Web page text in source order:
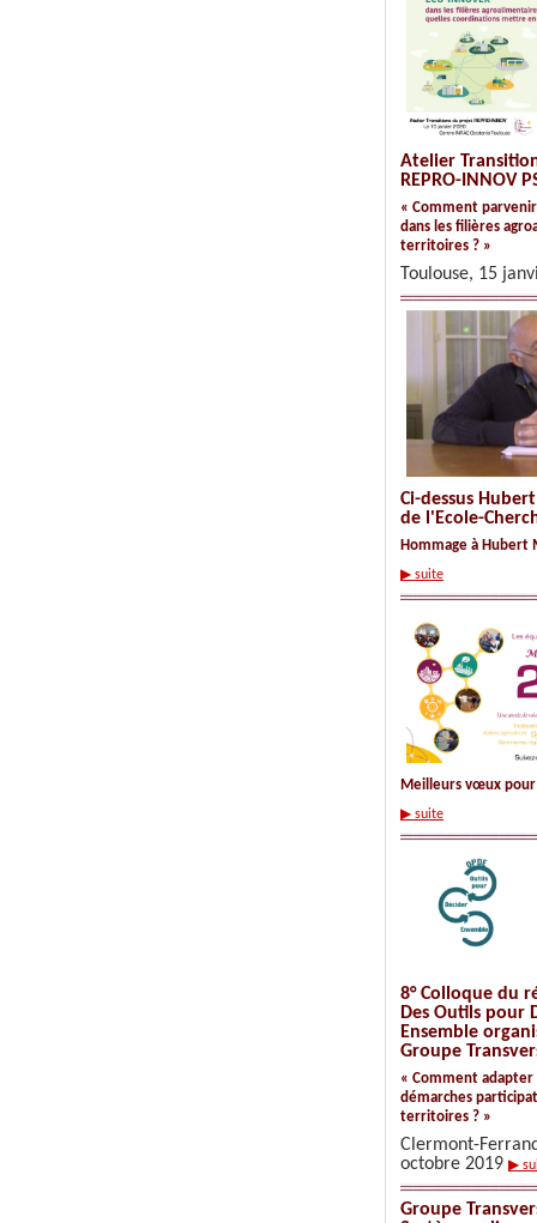
Atelier
REPRO-INNOV
« Comment
dans les filières
territoires ? »
Toulouse, 15
Ci-dessus
de l'Ecole-
Hommage à Hubert
▶ suite
Meilleurs vœux
▶ suite
8° Colloque du
Des Outils pour
Ensemble
Groupe
« Comment
démarches
territoires ? »
Clermont-
octobre 2019 ▶
Groupe